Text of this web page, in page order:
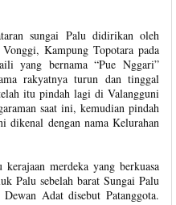
sungai Palu didirikan oleh
Kampung Topotara pada
yang bernama “Pue Nggari”
rakyatnya turun dan tinggal
itu pindah lagi di Valangguni
saat ini, kemudian pindah
dikenal dengan nama Kelurahan
merdeka yang berkuasa
Palu sebelah barat Sungai Palu
Adat disebut Patanggota.